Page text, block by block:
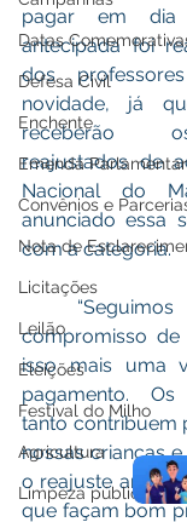
Datas
Defesa Civil
Enchente
Emenda Parlamentar
Convênios e
Nota de
Licitações
Leilão
Eleições
Festival do Milho
Agricultura
Limpeza pública
pagar em
antecipada foi
dos
novidade, já
receberão
reajustados de
Nacional do
anunciado essa
com a categoria.
compromisso
isso mais uma
pagamento.
tanto contribuem
nossas crianças
o reajuste
que façam bom